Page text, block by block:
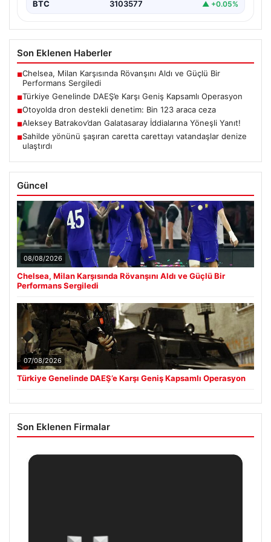
BTC 3103577 ▲ +0.05%
Son Eklenen Haberler
■Chelsea, Milan Karşısında Rövanşını Aldı ve Güçlü Bir
Performans Sergiledi
■Türkiye Genelinde DAEŞ’e Karşı Geniş Kapsamlı Operasyon
■Otoyolda dron destekli denetim: Bin 123 araca ceza
■Aleksey Batrakov’dan Galatasaray İddialarına Yöneşli Yanıt!
■Sahilde yönünü şaşıran caretta carettayı vatandaşlar denize
ulaştırdı
Güncel
08/08/2026
Chelsea, Milan Karşısında Rövanşını Aldı ve Güçlü Bir
Performans Sergiledi
07/08/2026
Türkiye Genelinde DAEŞ’e Karşı Geniş Kapsamlı Operasyon
Son Eklenen Firmalar